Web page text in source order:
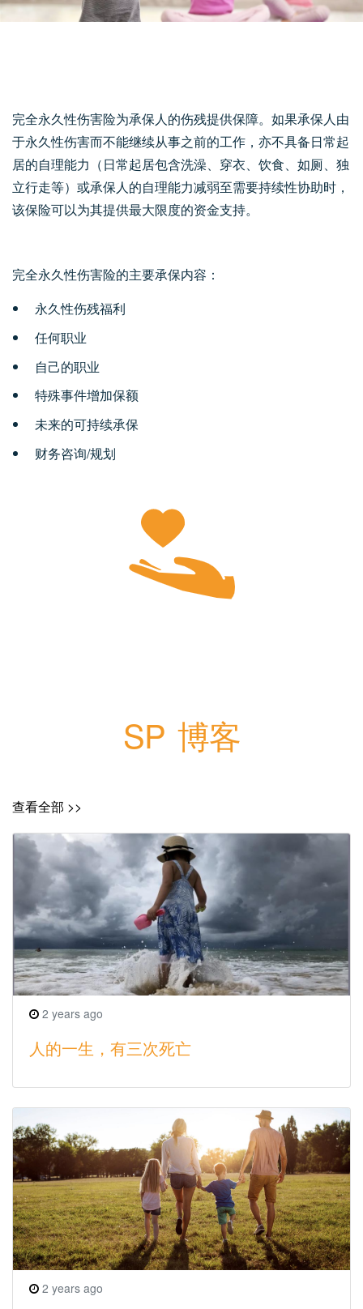
完全永久性伤害险为承保人的伤残提供保障。如果承保人由
于永久性伤害而不能继续从事之前的工作，亦不具备日常起
居的自理能力（日常起居包含洗澡、穿衣、饮食、如厕、独
立行走等）或承保人的自理能力减弱至需要持续性协助时，
该保险可以为其提供最大限度的资金支持。
完全永久性伤害险的主要承保内容：
永久性伤残福利
任何职业
自己的职业
特殊事件增加保额
未来的可持续承保
财务咨询/规划
SP 博客
查看全部 >>
2 years ago
人的一生，有三次死亡
2 years ago